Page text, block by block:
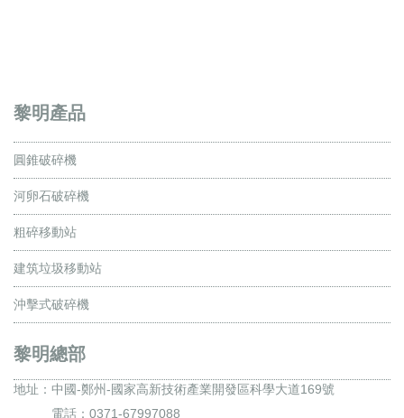
黎明產品
圓錐破碎機
河卵石破碎機
粗碎移動站
建筑垃圾移動站
沖擊式破碎機
黎明總部
地址： 中國-鄭州-國家高新技術產業開發區科學大道169號
電話：0371-67997088